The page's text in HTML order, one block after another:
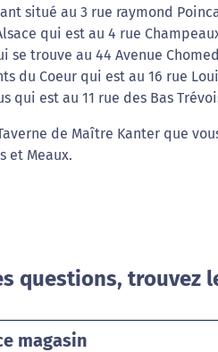
situé au 3 rue raymond
qui est au 4 rue
se trouve au 44 Avenue
du Coeur qui est au 16 rue
qui est au 11 rue des Bas
de Maître Kanter que
et Meaux.
questions, trouvez
magasin